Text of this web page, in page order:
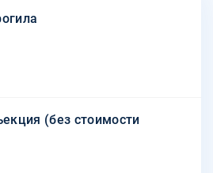
(без стоимости